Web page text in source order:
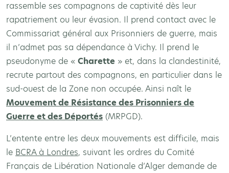
rassemble ses compagnons de captivité dès leur
rapatriement ou leur évasion. Il prend contact avec le
Commissariat général aux Prisonniers de guerre, mais
il n’admet pas sa dépendance à Vichy. Il prend le
pseudonyme de « Charette » et, dans la clandestinité,
recrute partout des compagnons, en particulier dans le
sud-ouest de la Zone non occupée. Ainsi naît le
Mouvement de Résistance des Prisonniers de
Guerre et des Déportés (MRPGD).
L’entente entre les deux mouvements est difficile, mais
le BCRA à Londres, suivant les ordres du Comité
Français de Libération Nationale d’Alger demande de